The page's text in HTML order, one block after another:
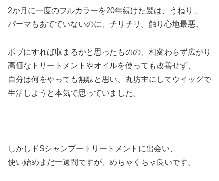
2か月に一度のフルカラーを20年続けた髪は、うねり、
パーマもあてていないのに、チリチリ。触り心地最悪。
ボブにすれば収まるかと思ったものの、相変わらず広がり
高価なトリートメントやオイルを使っても改善せず、
自分は何をやっても無駄と思い、丸坊主にしてウイッグで
生活しようと本気で思っていました。
しかしドSシャンプートリートメントに出会い、
使い始めまだ一週間ですが、めちゃくちゃ良いです。